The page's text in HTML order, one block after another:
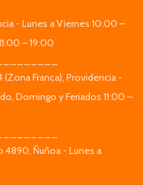
- Lunes a Viernes 10:00 –
– 19:00
(Zona Franca), Providencia -
Domingo y Feriados 11:00 –
4890, Ñuñoa - Lunes a